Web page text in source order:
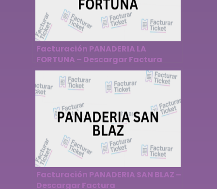
Facturación PANADERIA LA
FORTUNA – Descargar Factura
Facturación PANADERIA SAN BLAZ –
Descargar Factura